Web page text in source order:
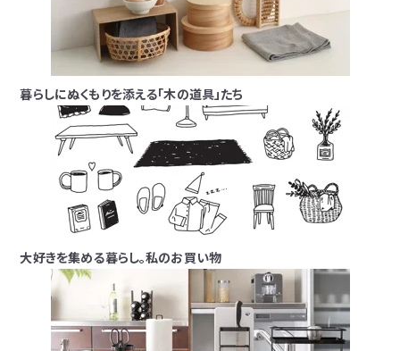
暮らしにぬくもりを添える「木の道具」たち
大好きを集める暮らし。私のお買い物